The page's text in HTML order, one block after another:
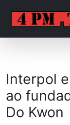
Interpol
ao
Do Kwon